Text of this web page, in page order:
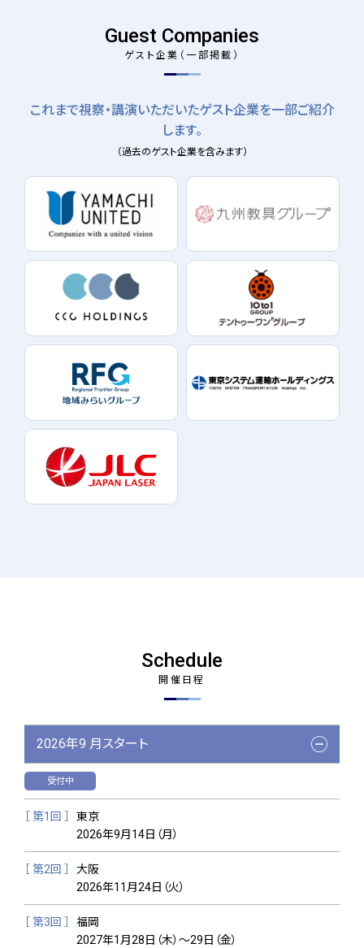
Guest Companies
ゲスト企業（一部掲載）
これまで視察・講演いただいたゲスト企業を一部ご紹介
します。
（過去のゲスト企業を含みます）
Schedule
開催日程
2026年9 月スタート
受付中
［ 第1回 ］
東京
2026年9月14日（月）
［ 第2回 ］
大阪
2026年11月24日（火）
［ 第3回 ］
福岡
2027年1月28日（木）〜29日（金）